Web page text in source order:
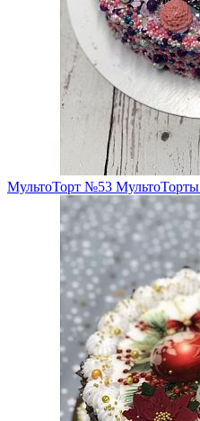
МультоТорт №53 МультоТорты